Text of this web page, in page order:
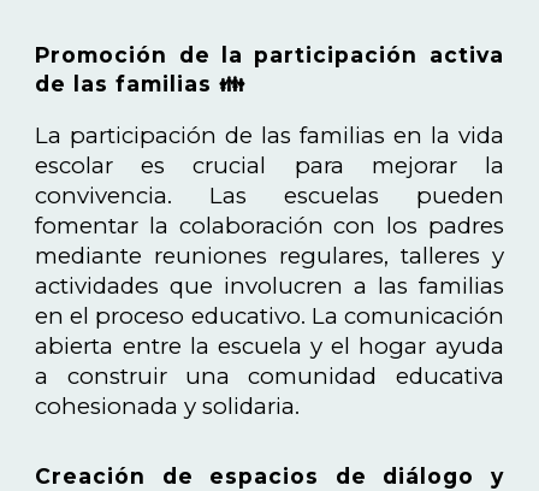
Promoción de la participación activa
de las familias 👪
La participación de las familias en la vida
escolar es crucial para mejorar la
convivencia. Las escuelas pueden
fomentar la colaboración con los padres
mediante reuniones regulares, talleres y
actividades que involucren a las familias
en el proceso educativo. La comunicación
abierta entre la escuela y el hogar ayuda
a construir una comunidad educativa
cohesionada y solidaria.
Creación de espacios de diálogo y